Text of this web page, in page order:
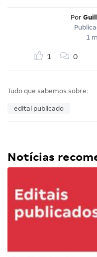
Por
1
1 0
Tudo que sabemos sobre:
edital publicado
Notícias